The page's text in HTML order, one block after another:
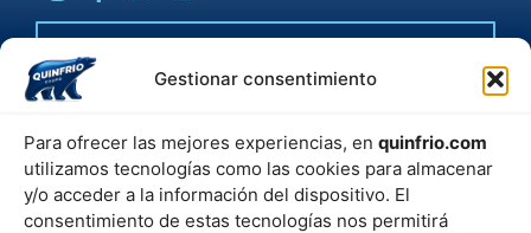
Gestionar consentimiento
Para ofrecer las mejores experiencias, en quinfrio.com
utilizamos tecnologías como las cookies para almacenar
y/o acceder a la información del dispositivo. El
consentimiento de estas tecnologías nos permitirá
HELP
POLÍTICA DE PRIVACIDAD
¿NO ENCUENTRAS ALGO?
PRUEBA CON NUESTRO
BUSCADOR